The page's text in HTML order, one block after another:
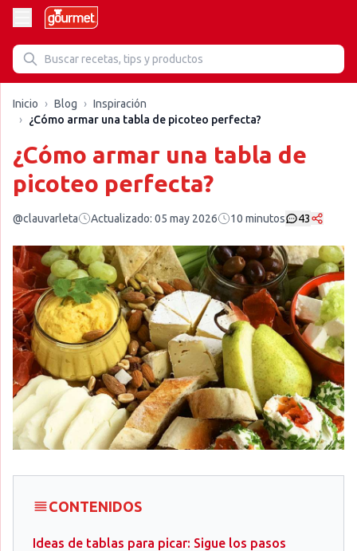
Inicio › Blog › Inspiración
› ¿Cómo armar una tabla de picoteo perfecta?
¿Cómo armar una tabla de
picoteo perfecta?
@clauvarleta Actualizado: 05 may 2026 10 minutos 43
CONTENIDOS
Ideas de tablas para picar: Sigue los pasos